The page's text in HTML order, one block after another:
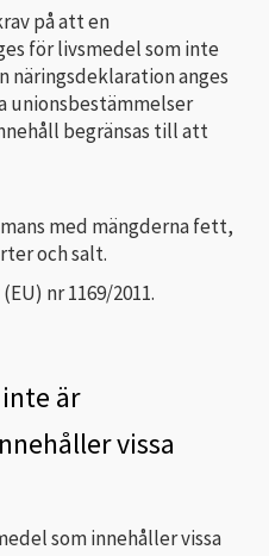
på att en
för livsmedel som inte
näringsdeklaration anges
begränsas till att
med mängderna fett,
och salt.
nr 1169/2011.
är
vissa
som innehåller vissa